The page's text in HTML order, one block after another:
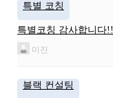
특별 코칭
특별코칭 감사합니다!!
미진
블랙 컨설팅